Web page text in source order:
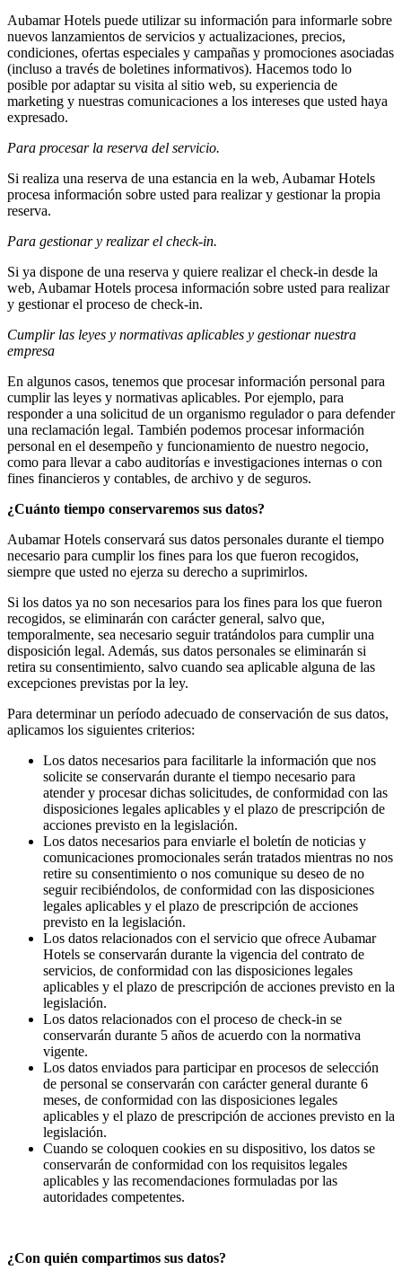
Aubamar Hotels puede utilizar su información para informarle sobre
nuevos lanzamientos de servicios y actualizaciones, precios,
condiciones, ofertas especiales y campañas y promociones asociadas
(incluso a través de boletines informativos). Hacemos todo lo
posible por adaptar su visita al sitio web, su experiencia de
marketing y nuestras comunicaciones a los intereses que usted haya
expresado.
Para procesar la reserva del servicio.
Si realiza una reserva de una estancia en la web, Aubamar Hotels
procesa información sobre usted para realizar y gestionar la propia
reserva.
Para gestionar y realizar el check-in.
Si ya dispone de una reserva y quiere realizar el check-in desde la
web, Aubamar Hotels procesa información sobre usted para realizar
y gestionar el proceso de check-in.
Cumplir las leyes y normativas aplicables y gestionar nuestra
empresa
En algunos casos, tenemos que procesar información personal para
cumplir las leyes y normativas aplicables. Por ejemplo, para
responder a una solicitud de un organismo regulador o para defender
una reclamación legal. También podemos procesar información
personal en el desempeño y funcionamiento de nuestro negocio,
como para llevar a cabo auditorías e investigaciones internas o con
fines financieros y contables, de archivo y de seguros.
¿Cuánto tiempo conservaremos sus datos?
Aubamar Hotels conservará sus datos personales durante el tiempo
necesario para cumplir los fines para los que fueron recogidos,
siempre que usted no ejerza su derecho a suprimirlos.
Si los datos ya no son necesarios para los fines para los que fueron
recogidos, se eliminarán con carácter general, salvo que,
temporalmente, sea necesario seguir tratándolos para cumplir una
disposición legal. Además, sus datos personales se eliminarán si
retira su consentimiento, salvo cuando sea aplicable alguna de las
excepciones previstas por la ley.
Para determinar un período adecuado de conservación de sus datos,
aplicamos los siguientes criterios:
Los datos necesarios para facilitarle la información que nos
solicite se conservarán durante el tiempo necesario para
atender y procesar dichas solicitudes, de conformidad con las
disposiciones legales aplicables y el plazo de prescripción de
acciones previsto en la legislación.
Los datos necesarios para enviarle el boletín de noticias y
comunicaciones promocionales serán tratados mientras no nos
retire su consentimiento o nos comunique su deseo de no
seguir recibiéndolos, de conformidad con las disposiciones
legales aplicables y el plazo de prescripción de acciones
previsto en la legislación.
Los datos relacionados con el servicio que ofrece Aubamar
Hotels se conservarán durante la vigencia del contrato de
servicios, de conformidad con las disposiciones legales
aplicables y el plazo de prescripción de acciones previsto en la
legislación.
Los datos relacionados con el proceso de check-in se
conservarán durante 5 años de acuerdo con la normativa
vigente.
Los datos enviados para participar en procesos de selección
de personal se conservarán con carácter general durante 6
meses, de conformidad con las disposiciones legales
aplicables y el plazo de prescripción de acciones previsto en la
legislación.
Cuando se coloquen cookies en su dispositivo, los datos se
conservarán de conformidad con los requisitos legales
aplicables y las recomendaciones formuladas por las
autoridades competentes.
¿Con quién compartimos sus datos?